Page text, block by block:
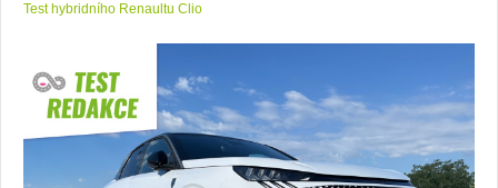
Test hybridního Renaultu Clio